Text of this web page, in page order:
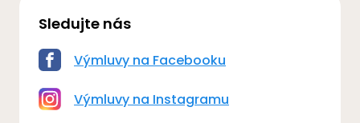
Sledujte nás
Výmluvy na Facebooku
Výmluvy na Instagramu